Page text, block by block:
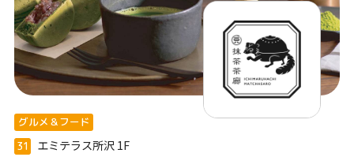
グルメ＆フード
31
エミテラス所沢1F